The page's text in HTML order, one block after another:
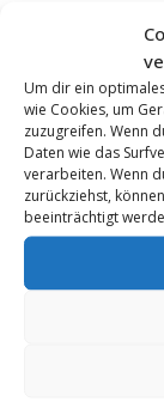
Um dir ein
wie Cookies, um
zuzugreifen. Wenn
Daten wie das
verarbeiten. Wenn
zurückziehst,
beeinträchtigt